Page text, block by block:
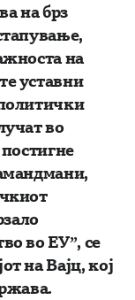
на брз
на
уставни
во
во ЕУ”, се
на Вајц, кој